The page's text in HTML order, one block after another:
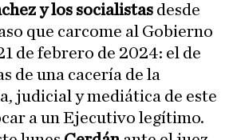
y los socialistas desde
que carcome al Gobierno
de febrero de 2024: el de
de una cacería de la
judicial y mediática de este
a un Ejecutivo legítimo.